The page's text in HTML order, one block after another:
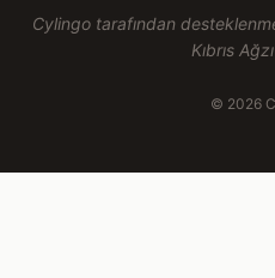
Cylingo tarafından
Kıbrıs
© 2026